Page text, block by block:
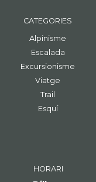
CATEGORIES
Alpinisme
Escalada
Excursionisme
Viatge
Trail
Esquí
HORARI